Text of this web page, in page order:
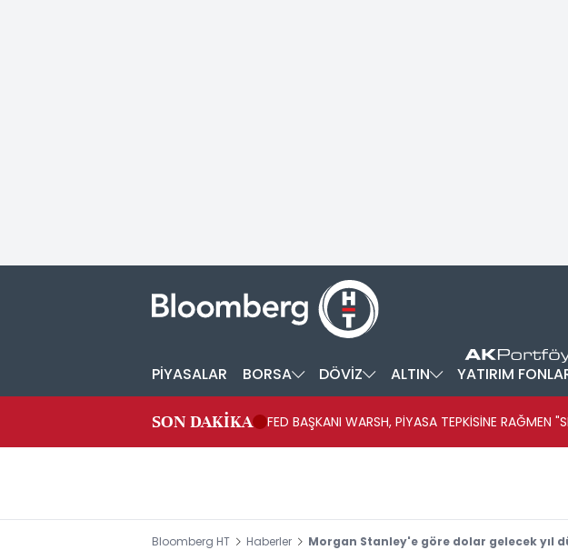
PİYASALAR BORSA DÖVİZ ALTIN YATIRIM
SON DAKİKA FED BAŞKANI WARSH, PİYASA TEPKİSİNE RAĞMEN
Bloomberg HT Haberler Morgan Stanley'e göre dolar gelecek yıl